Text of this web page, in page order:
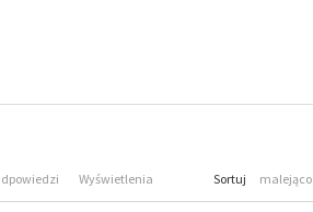
Wyświetlenia Sortuj malejąco